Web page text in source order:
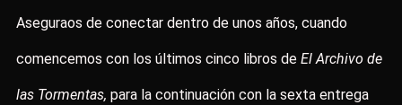
Aseguraos de conectar dentro de unos años, cuando
comencemos con los últimos cinco libros de El Archivo de
las Tormentas, para la continuación con la sexta entrega